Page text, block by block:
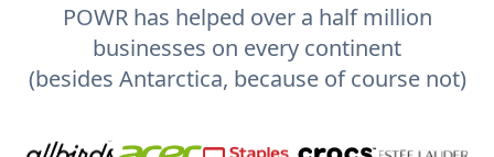
POWR has helped over a half million
businesses on every continent
(besides Antarctica, because of course not)